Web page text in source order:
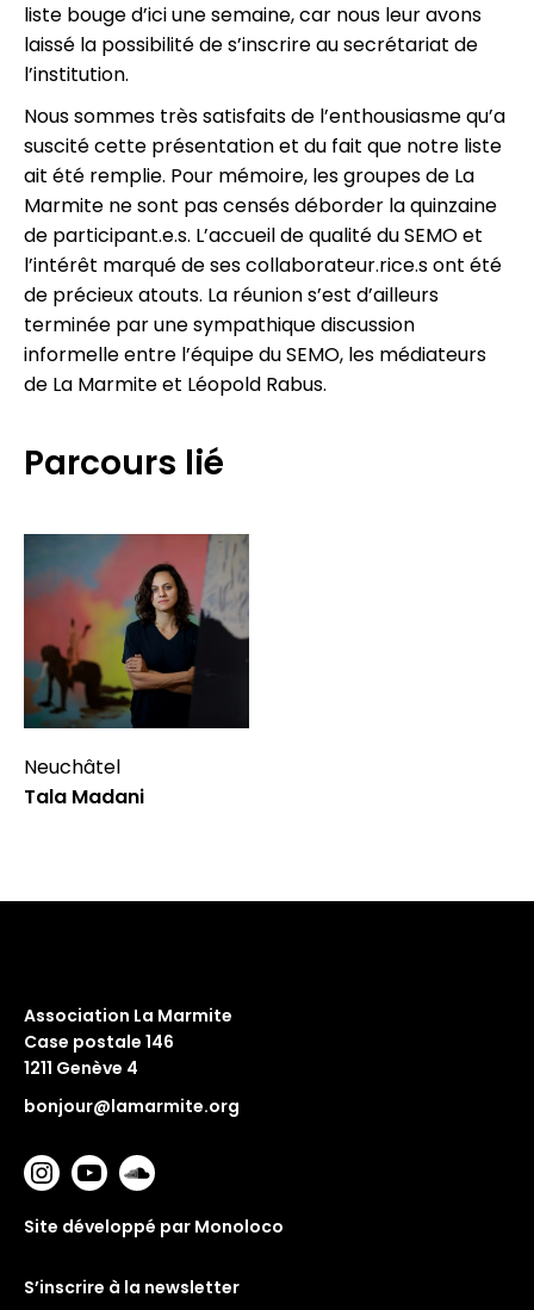
liste bouge d’ici une semaine, car nous leur avons
laissé la possibilité de s’inscrire au secrétariat de
l’institution.
Nous sommes très satisfaits de l’enthousiasme qu’a
suscité cette présentation et du fait que notre liste
ait été remplie. Pour mémoire, les groupes de La
Marmite ne sont pas censés déborder la quinzaine
de participant.e.s. L’accueil de qualité du SEMO et
l’intérêt marqué de ses collaborateur.rice.s ont été
de précieux atouts. La réunion s’est d’ailleurs
terminée par une sympathique discussion
informelle entre l’équipe du SEMO, les médiateurs
de La Marmite et Léopold Rabus.
Parcours lié
Neuchâtel
Tala Madani
Association La Marmite
Case postale 146
1211 Genève 4
bonjour@lamarmite.org
Site développé par Monoloco
S’inscrire à la newsletter